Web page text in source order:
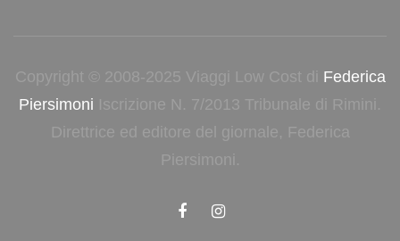
Copyright © 2008-2025 Viaggi Low Cost di Federica
Piersimoni Iscrizione N. 7/2013 Tribunale di Rimini.
Direttrice ed editore del giornale, Federica
Piersimoni.